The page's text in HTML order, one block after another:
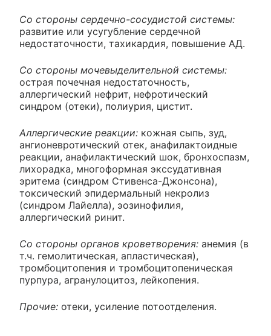
Со стороны сердечно-сосудистой системы:
развитие или усугубление сердечной
недостаточности, тахикардия, повышение АД.
Со стороны мочевыделительной системы:
острая почечная недостаточность,
аллергический нефрит, нефротический
синдром (отеки), полиурия, цистит.
Аллергические реакции: кожная сыпь, зуд,
ангионевротический отек, анафилактоидные
реакции, анафилактический шок, бронхоспазм,
лихорадка, многоформная экссудативная
эритема (синдром Стивенса-Джонсона),
токсический эпидермальный некролиз
(синдром Лайелла), эозинофилия,
аллергический ринит.
Со стороны органов кроветворения: анемия (в
т.ч. гемолитическая, апластическая),
тромбоцитопения и тромбоцитопеническая
пурпура, агранулоцитоз, лейкопения.
Прочие: отеки, усиление потоотделения.